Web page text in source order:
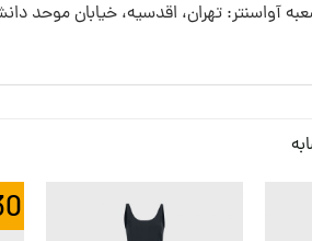
آواسنتر: تهران، اقدسیه، خیابان موحد